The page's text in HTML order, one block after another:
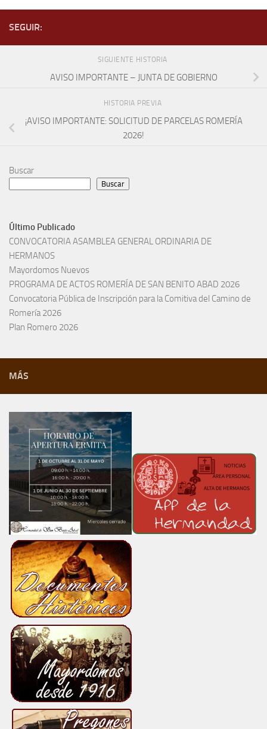
SEGUIR:
SIGUIENTE HISTORIA
AVISO IMPORTANTE – JUNTA DE GOBIERNO
HISTORIA PREVIA
¡AVISO IMPORTANTE: SOLICITUD DE PARCELAS ROMERÍA
2026!
Buscar
Buscar
Último Publicado
CONVOCATORIA ASAMBLEA GENERAL ORDINARIA DE
HERMANOS
Mayordomos Nuevos
PROGRAMA DE ACTOS ROMERÍA DE SAN BENITO ABAD 2026
Convocatoria Pública de Inscripción para la Comitiva del Camino de
Romería 2026
Plan Romero 2026
MÁS